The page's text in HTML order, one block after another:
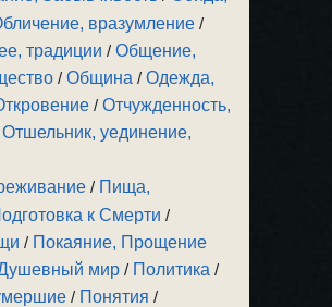
вразумление /
традиции /Общение,
/Община /Одежда,
/Отчужденность,
Отшельник, уединение,
/ Пища,
к Смерти /
/ Покаяние, Прощение
мир / Политика /
/ Понятия /